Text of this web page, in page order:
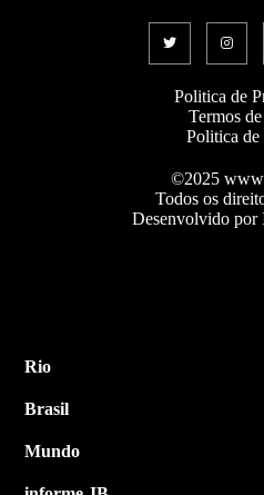
Politica de
Termos
Politica de
©2025
Todos os
Desenvolvido
Rio
Brasil
Mundo